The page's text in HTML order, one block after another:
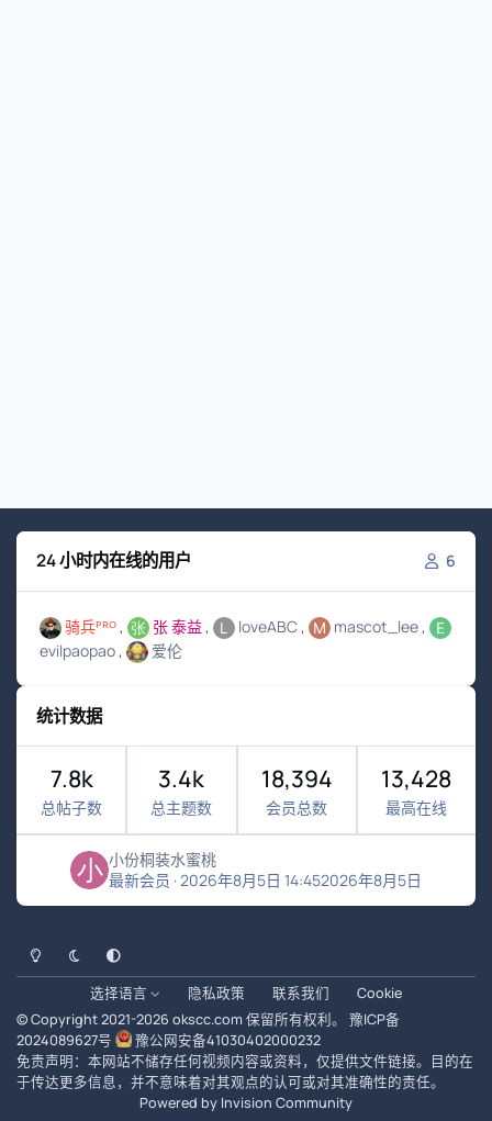
24 小时内在线的用户 6
骑兵ᴾᴿᴼ 张 泰益 loveABC
mascot_lee
evilpaopao
爱伦
统计数据
7.8k
总帖子数
3.4k
总主题数
18,394
会员总数
13,428
最高在线
小份桐装水蜜桃
最新会员 ·2026年8月5日 14:452026年8月5日
浅色模式黑暗模式系统偏好
选择语言 隐私政策 联系我们
Cookie
© Copyright 2021-2026 okscc.com 保留所有权利。 豫ICP备
2024089627号
豫公网安备41030402000232
免责声明：本网站不储存任何视频内容或资料，仅提供文件链接。目的在
于传达更多信息，并不意味着对其观点的认可或对其准确性的责任。
Powered by Invision Community